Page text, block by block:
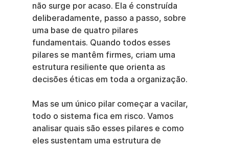
não surge por acaso. Ela é construída
deliberadamente, passo a passo, sobre
uma base de quatro pilares
fundamentais. Quando todos esses
pilares se mantêm firmes, criam uma
estrutura resiliente que orienta as
decisões éticas em toda a organização.
Mas se um único pilar começar a vacilar,
todo o sistema fica em risco. Vamos
analisar quais são esses pilares e como
eles sustentam uma estrutura de